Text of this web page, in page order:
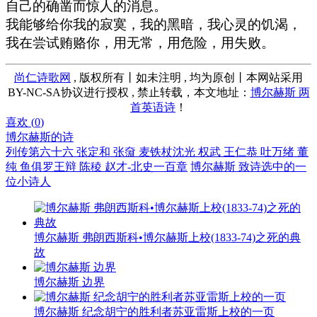
自己的确凿而惊人的消息。
我能够给你我的寂寞，我的黑暗，我心灵的饥渴，
我在尝试贿赂你，用无常，用危险，用失败。
尚仁诗歌网 , 版权所有丨如未注明 , 均为原创丨本网站采用
BY-NC-SA协议进行授权 , 禁止转载，本文地址： 博尔赫斯 两
首英语诗 ！
喜欢 (0)
博尔赫斯的诗
列传第六十六 张定和 张奫 麦铁杖沈光 权武 王仁恭 吐万绪 董
纯 鱼俱罗王辩 陈稜 赵才-北史一百章 博尔赫斯 致诗选中的一
位小诗人
博尔赫斯 弗朗西斯科•博尔赫斯上校(1833-74)之死的典
故
博尔赫斯 边界
博尔赫斯 纪念胡宁的胜利者苏亚雷斯上校的一页